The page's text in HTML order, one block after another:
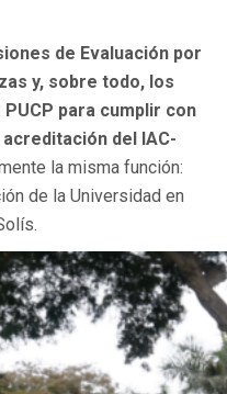
de Evaluación por
y, sobre todo, los
para cumplir con
del IAC-
la misma función:
de la Universidad en